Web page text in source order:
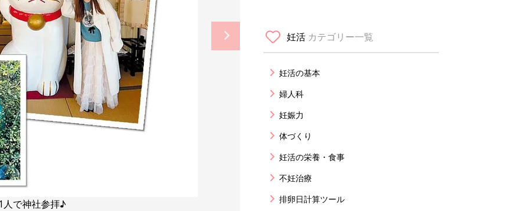
人で神社参拝♪
妊活 カテゴリー一覧
妊活の基本
婦人科
妊娠力
体づくり
妊活の栄養・食事
不妊治療
排卵日計算ツール